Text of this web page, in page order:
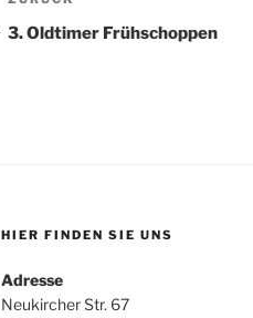
Beitrag
3. Oldtimer Frühschoppen
HIER FINDEN SIE UNS
Adresse
Neukircher Str. 67